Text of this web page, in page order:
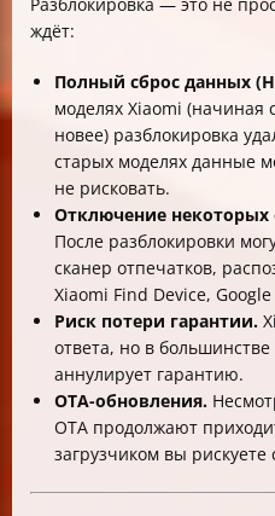
ждёт:
Полный сброс данных
моделях Xiaomi (начиная
новее) разблокировка
старых моделях данные
не рисковать.
Отключение некоторых
После разблокировки
сканер отпечатков,
Xiaomi Find Device, Google
Риск потери гарантии.
ответа, но в
аннулирует гарантию.
OTA-обновления.
OTA продолжают
загрузчиком вы